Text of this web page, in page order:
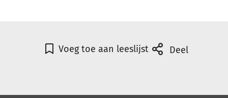
Voeg toe aan leeslijst Deel